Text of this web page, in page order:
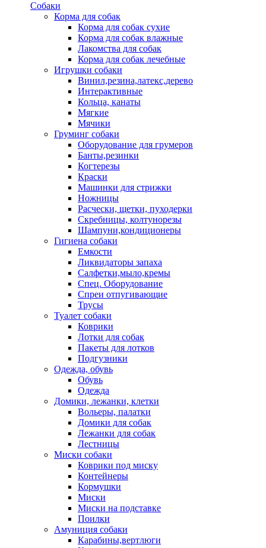
Собаки
Корма для собак
Корма для собак сухие
Корма для собак влажные
Лакомства для собак
Корма для собак лечебные
Игрушки собаки
Винил,резина,латекс,дерево
Интерактивные
Кольца, канаты
Мягкие
Мячики
Груминг собаки
Оборудование для грумеров
Банты,резинки
Когтерезы
Краски
Машинки для стрижки
Ножницы
Расчески, щетки, пуходерки
Скребницы, колтунорезы
Шампуни,кондиционеры
Гигиена собаки
Емкости
Ликвидаторы запаха
Салфетки,мыло,кремы
Спец. Оборудование
Спреи отпугивающие
Трусы
Туалет собаки
Коврики
Лотки для собак
Пакеты для лотков
Подгузники
Одежда, обувь
Обувь
Одежда
Домики, лежанки, клетки
Вольеры, палатки
Домики для собак
Лежанки для собак
Лестницы
Миски собаки
Коврики под миску
Контейнеры
Кормушки
Миски
Миски на подставке
Поилки
Амуниция собаки
Карабины,вертлюги